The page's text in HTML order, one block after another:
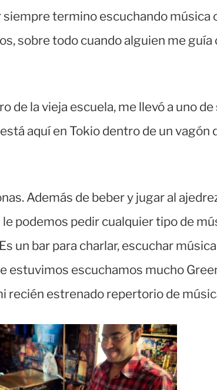
termino escuchando música
sobre todo cuando alguien me guía
de la vieja escuela, me llevó a uno de
aquí en Tokio dentro de un vagón
Además de beber y jugar al
podemos pedir cualquier tipo de
un bar para charlar, escuchar
estuvimos escuchamos mucho
recién estrenado repertorio de